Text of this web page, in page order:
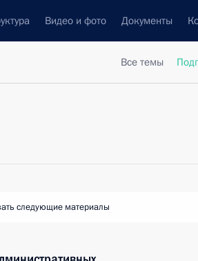
Видео и фото Документы
Все темы
следующие материалы